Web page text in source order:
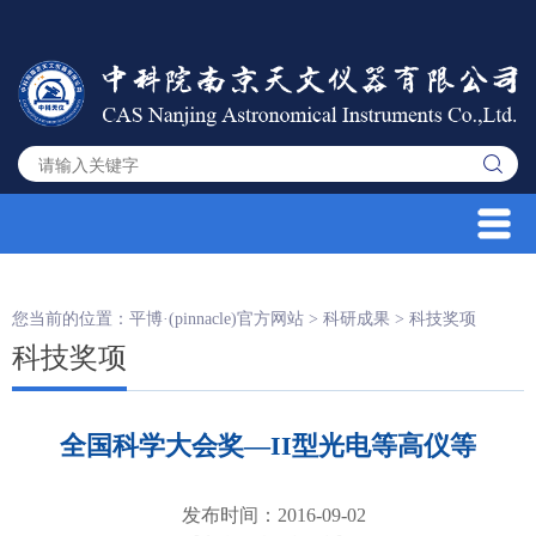
您当前的位置： 平博·(pinnacle)官方网站 > 科研成果 > 科技奖项
科技奖项
全国科学大会奖—II型光电等高仪等
发布时间：2016-09-02